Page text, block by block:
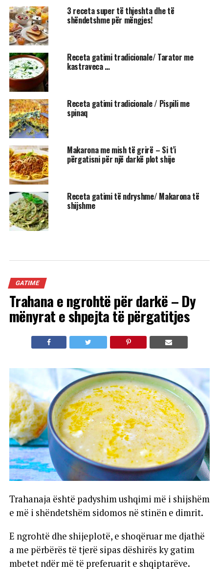
3 receta super të thjeshta dhe të
shëndetshme për mëngjes!
Receta gatimi tradicionale/ Tarator me
kastraveca …
Receta gatimi tradicionale / Pispili me
spinaq
Makarona me mish të grirë – Si t’i
përgatisni për një darkë plot shije
Receta gatimi të ndryshme/ Makarona të
shijshme
GATIME
Trahana e ngrohtë për darkë – Dy
mënyrat e shpejta të përgatitjes
Trahanaja është padyshim ushqimi më i shijshëm
e më i shëndetshëm sidomos në stinën e dimrit.
E ngrohtë dhe shijeplotë, e shoqëruar me djathë
a me përbërës të tjerë sipas dëshirës ky gatim
mbetet ndër më të preferuarit e shqiptarëve.